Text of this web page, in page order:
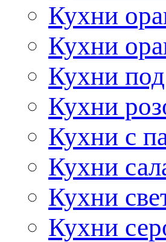
Кухни
Кухни
Кухни
Кухни
Кухни с
Кухни
Кухни
Кухни